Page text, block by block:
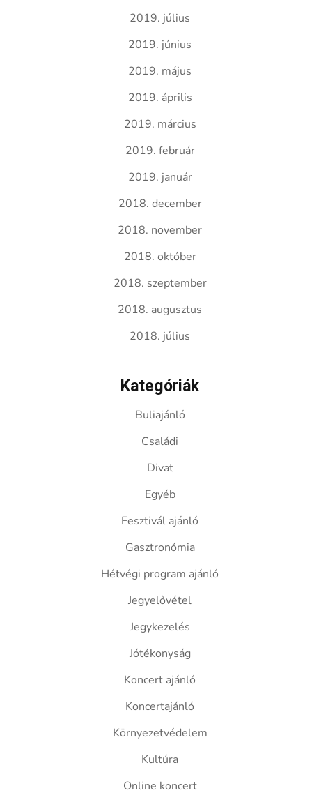
2019. július
2019. június
2019. május
2019. április
2019. március
2019. február
2019. január
2018. december
2018. november
2018. október
2018. szeptember
2018. augusztus
2018. július
Kategóriák
Buliajánló
Családi
Divat
Egyéb
Fesztivál ajánló
Gasztronómia
Hétvégi program ajánló
Jegyelővétel
Jegykezelés
Jótékonyság
Koncert ajánló
Koncertajánló
Környezetvédelem
Kultúra
Online koncert